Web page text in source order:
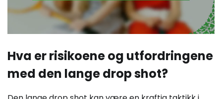
Hva er risikoene og utfordringene
med den lange drop shot?